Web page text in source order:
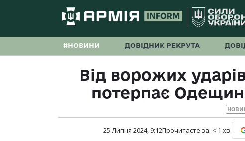
#НОВИНИ ДОВІДНИК РЕКРУТА
Від ворожих
потерпає
25 Липня 2024, 9:12Прочитаєте за: < 1 хв.